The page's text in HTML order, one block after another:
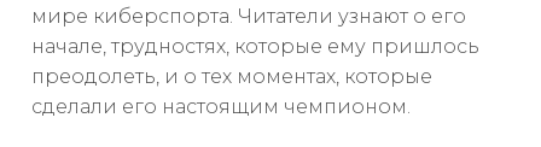
мире киберспорта. Читатели узнают о его
начале, трудностях, которые ему пришлось
преодолеть, и о тех моментах, которые
сделали его настоящим чемпионом.